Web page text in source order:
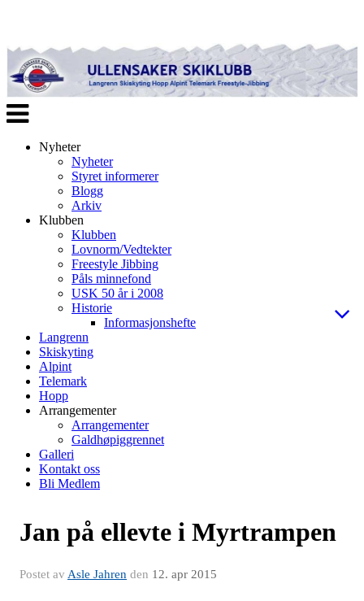
Veksle
navigasjon
Nyheter
Nyheter
Styret informerer
Blogg
Arkiv
Klubben
Klubben
Lovnorm/Vedtekter
Freestyle Jibbing
Påls minnefond
USK 50 år i 2008
Historie
Informasjonshefte
Langrenn
Skiskyting
Alpint
Telemark
Hopp
Arrangementer
Arrangementer
Galdhøpiggrennet
Galleri
Kontakt oss
Bli Medlem
Jan på ellevte i Myrtrampen
Postet av Asle Jahren den 12. apr 2015